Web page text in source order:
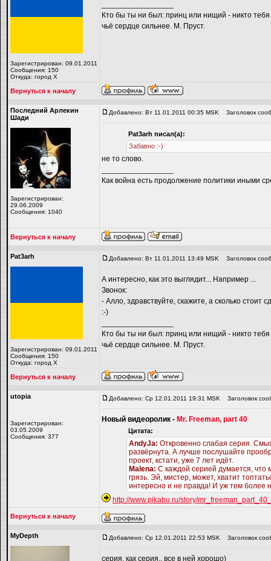
Зарегистрирован: 09.01.2011
Сообщения: 150
Откуда: город Х
Кто бы ты ни был: принц или нищий - никто
чьё сердце сильнее. М. Пруст.
Вернуться к началу
Последний Арлекин
Шади
Зарегистрирован:
29.06.2009
Сообщения: 1040
Добавлено: Вт 11.01.2011 00:35 MSK Заголовок
Pat3arh писал(а):
Забавно :-)
не то слово.
Как война есть продолжение политики иными
Вернуться к началу
Pat3arh
Зарегистрирован: 09.01.2011
Сообщения: 150
Откуда: город Х
Добавлено: Вт 11.01.2011 13:49 MSK Заголовок
А интересно, как это выглядит... Например ...
Звонок:
- Алло, здравствуйте, скажите, а сколько
:-)
Кто бы ты ни был: принц или нищий - никто
чьё сердце сильнее. М. Пруст.
Вернуться к началу
utopiа
Зарегистрирован:
03.05.2009
Сообщения: 377
Добавлено: Ср 12.01.2011 19:31 MSK Заголовок
Новый видеоролик - Mr. Freeman, part 40
Цитата:
AndyJa: Откровенно слабая серия.
развёрнута. А лучше послушайте
проект, кстати, уже 7 лет идёт.
Malena: С каждой серией думается, что
грязь. Эй, мистер, может, хватит
интересно и не правда! И уж тем более
http://www.pikabu.ru/story/
Вернуться к началу
MyDepth Добавлено: Ср 12.01.2011 22:53 MSK Заголовок
серия, как серия.. все в ней хорошо)